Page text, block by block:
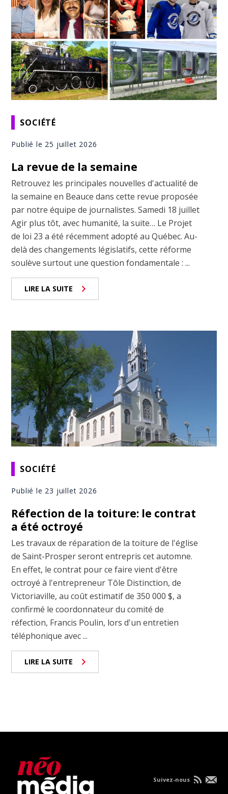
SOCIÉTÉ
Publié le 25 juillet 2026
La revue de la semaine
Retrouvez les principales nouvelles d'actualité de
la semaine en Beauce dans cette revue proposée
par notre équipe de journalistes. Samedi 18 juillet
Agir plus tôt, avec humanité, la suite… Le Projet
de loi 23 a été récemment adopté au Québec. Au-
delà des changements législatifs, cette réforme
soulève surtout une question fondamentale : ...
LIRE LA SUITE
SOCIÉTÉ
Publié le 23 juillet 2026
Réfection de la toiture: le contrat
a été octroyé
Les travaux de réparation de la toiture de l'église
de Saint-Prosper seront entrepris cet automne.
En effet, le contrat pour ce faire vient d'être
octroyé à l'entrepreneur Tôle Distinction, de
Victoriaville, au coût estimatif de 350 000 $, a
confirmé le coordonnateur du comité de
réfection, Francis Poulin, lors d'un entretien
téléphonique avec ...
LIRE LA SUITE
Suivez-nous